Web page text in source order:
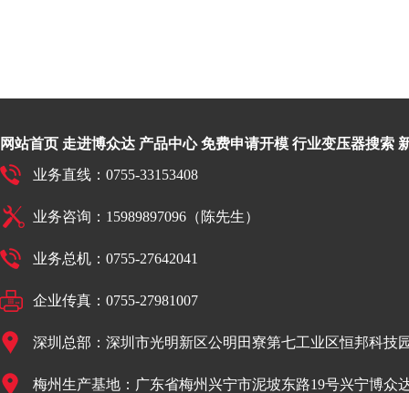
网站首页 走进博众达 产品中心 免费申请开模 行业变压器搜索
业务直线：0755-33153408
业务咨询：15989897096（陈先生）
业务总机：0755-27642041
企业传真：0755-27981007
深圳总部：深圳市光明新区公明田寮第七工业区恒邦科技
梅州生产基地：广东省梅州兴宁市泥坡东路19号兴宁博众